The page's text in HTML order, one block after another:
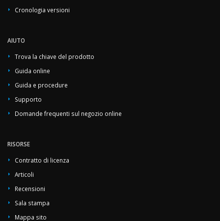
Cronologia versioni
AIUTO
Trova la chiave del prodotto
Guida online
Guida e procedure
Supporto
Domande frequenti sul negozio online
RISORSE
Contratto di licenza
Articoli
Recensioni
Sala stampa
Mappa sito